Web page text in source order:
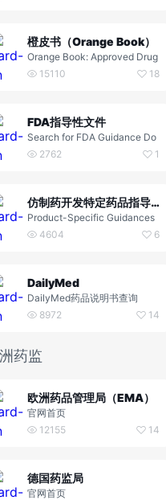
橙皮书（Orange Book）
Orange Book: Approved Drug
Products with Therapeutic Eq
15110 18
FDA指导性文件
Search for FDA Guidance Do
cuments
2762 1
仿制药开发特定药品指导原则
Product-Specific Guidances
for Generic Drug Developme
4604 6
DailyMed
DailyMed药品说明书查询
8972
14
药监
欧洲药品管理局（EMA）
官网首页
12155
14
德国药监局
官网首页